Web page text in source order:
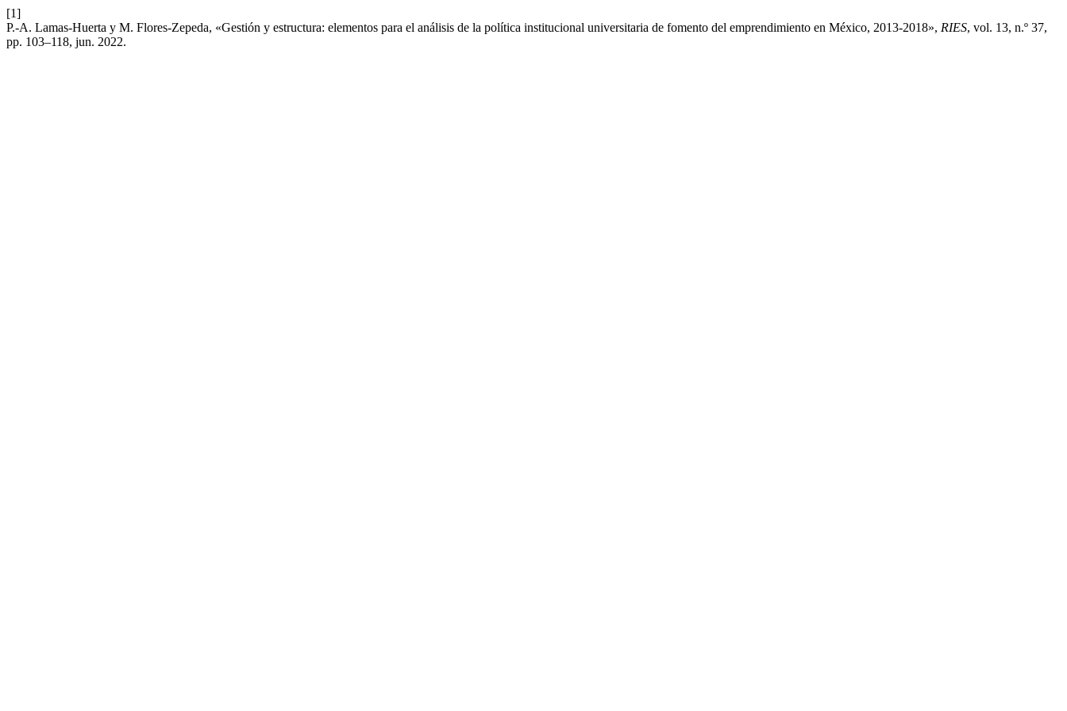
[1]
P.-A. Lamas-Huerta y M. Flores-Zepeda, «Gestión y estructura: elementos para el análisis de la política institucional universitaria de fomento del emprendimiento en México, 2013-2018», RIES, vol. 13, n.º 37,
pp. 103–118, jun. 2022.